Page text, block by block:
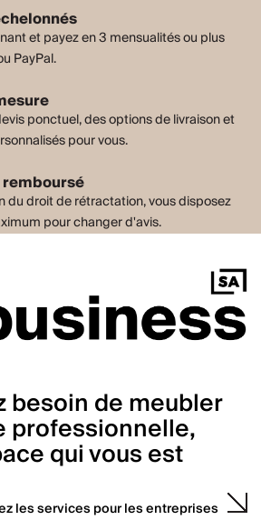
et payez en 3 mensualités ou plus
PayPal.
ponctuel, des options de livraison et
pour vous.
du droit de rétractation, vous disposez
pour changer d'avis.
besoin de meubler
professionnelle,
qui vous est
les services pour les entreprises